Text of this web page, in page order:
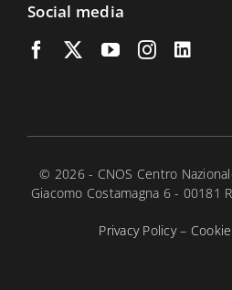
Social media
© 2026 - CNOS Centro
Giacomo Costamagna 6 - 00181
Privacy Policy–